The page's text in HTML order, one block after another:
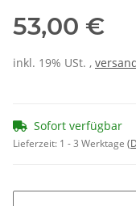
53,00 €
inkl. 19% USt. ,
Sofort verfügbar
Lieferzeit: 1 - 3 Werktage